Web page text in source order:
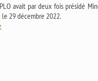
avait par deux fois présidé
29 décembre 2022.